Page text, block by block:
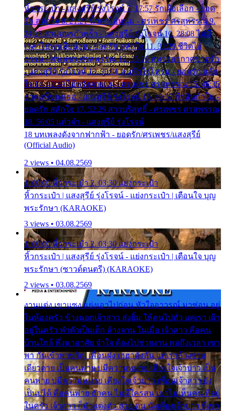
หิ้วกระเป๋า - แสงสุรีย์ รุ่งโรจน์ 7. 17:57 รักเผื่อเลือก - ยอด
รัก สลักใจ 8. 21:21 น้ำตาไอ้หนุ่ม - ศรเพชร ศรสุพรรณ 9.
24:27 สามเณรกำพร้า - แสงสุรีย์ รุ่งโรจน์ 10. 28:08 ไม่มี
เวลาไปหาเมียน้อย - ยอดรัก สลักใจ 11. 31:29 ชีวิตไอ้
ธรรม - ศรเพชร ศรสุพรรณ 12. 35:26 ทหารอากาศขาดรัก
- แสงสุรีย์ รุ่งโรจน์ 13. 39:01 คนหัวใจโทรม - ยอดรัก สลัก
ใจ 14. 42:49 ไอ้หวังตายแน่ - ศรเพชร ศรสุพรรณ 15. 46:35
ธาตุแท้ของเธอ - แสงสุรีย์ รุ่งโรจน์ 16. 49:57 กำนันกำใน -
ยอดรัก สลักใจ 17. 52:29 สาวบริสุทธิ์ - ศรเพชร ศรสุพรรณ
18. 56:05 แต๋วจ๋า - แสงสุรีย์ รุ่งโรจน์
18 บทเพลงดังจากฟากฟ้า - ยอดรัก/ศรเพชร/แสงสุรีย์
(Official Audio)
2 views • 04.08.2569
1. 00:00 หิ้วกระเป๋า 2. 03:30 แย่งกระเป๋า
หิ้วกระเป๋า | แสงสุรีย์ รุ่งโรจน์ - แย่งกระเป๋า | เตือนใจ บุญ
พระรักษา (KARAOKE)
3 views • 03.08.2569
1. 00:00 หิ้วกระเป๋า 2. 03:30 แย่งกระเป๋า
หิ้วกระเป๋า | แสงสุรีย์ รุ่งโรจน์ - แย่งกระเป๋า | เตือนใจ บุญ
พระรักษา (ซาวด์ดนตรี) (KARAOKE)
2 views • 03.08.2569
งานแต่ง เขาแซง แย่งเอาไปก่อน หัวใจอาวรณ์ มาซ่อน อยู่
ในห้องครัว ข้างนอกเจ้าสาว ส่งยิ้ม ให้คนไปทั่ว แต่เรา เฝ้า
อยู่ในครัว ทำตัวเป็นเด็ก ล้างจาน ในเมื่อ เจ้าสาว คือคน
บ้านใกล้ พึ่งพาอาศัย จำใจ ต้องไปช่วยงาน พอถึงเวลา เขา
พา กันเข้าพาขวัญ เพื่อนฝูง เฮฮาดังลั่น แต่เราล้างจาน
เดียวดาย เป็นคนพ่าย บ่มีความหมาย เคียงใจเจ้าบ่าว เป็น
คนพ่าย บ่มีความหมาย เคียงใจเจ้าบ่าว เพื่อนเจ้าสาว ยัง
เป็นบ่ได้ คือคนพ่าย ฮักคน ไม่มีใครสน เขาไม่เห็นคน ที่อยู่
ในครัว เจ้าสาว ก็มัวแต่งตัว สวยเด่น นั่งเคียงเจ้าบ่าว ที่เขา